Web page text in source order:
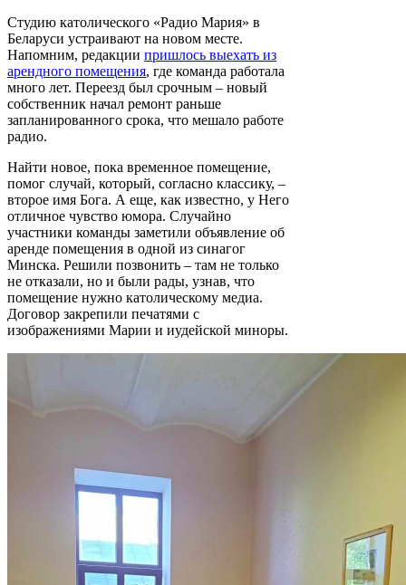
Студию католического «Радио Мария» в
Беларуси устраивают на новом месте.
Напомним, редакции пришлось выехать из
арендного помещения, где команда работала
много лет. Переезд был срочным – новый
собственник начал ремонт раньше
запланированного срока, что мешало работе
радио.
Найти новое, пока временное помещение,
помог случай, который, согласно классику, –
второе имя Бога. А еще, как известно, у Него
отличное чувство юмора. Случайно
участники команды заметили объявление об
аренде помещения в одной из синагог
Минска. Решили позвонить – там не только
не отказали, но и были рады, узнав, что
помещение нужно католическому медиа.
Договор закрепили печатями с
изображениями Марии и иудейской миноры.